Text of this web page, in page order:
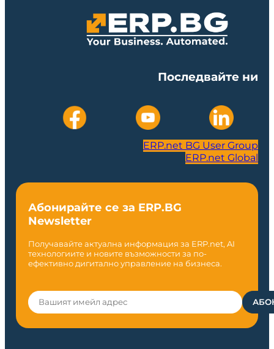
Последвайте ни
ERP.net BG User Group
ERP.net Global
Абонирайте се за ERP.BG
Newsletter
Получавайте актуална информация за ERP.net, AI
технологиите и новите възможности за по-
ефективно дигитално управление на бизнеса.